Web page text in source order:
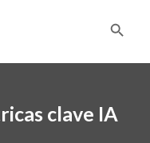
clave IA